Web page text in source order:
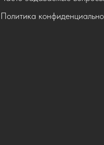
Политика